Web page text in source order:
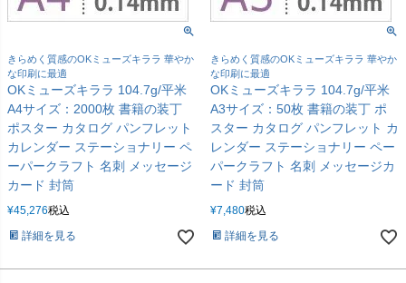
きらめく質感のOKミューズキララ 華やか
な印刷に最適
OKミューズキララ 104.7g/平米
A4サイズ：2000枚 書籍の装丁
ポスター カタログ パンフレット
カレンダー ステーショナリー ペ
ーパークラフト 名刺 メッセージ
カード 封筒
¥45,276税込
詳細を見る
きらめく質感のOKミューズキララ 華やか
な印刷に最適
OKミューズキララ 104.7g/平米
A3サイズ：50枚 書籍の装丁 ポ
スター カタログ パンフレット カ
レンダー ステーショナリー ペー
パークラフト 名刺 メッセージカ
ード 封筒
¥7,480税込
詳細を見る